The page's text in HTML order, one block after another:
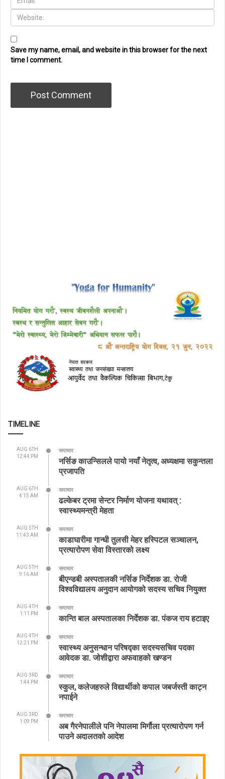
Save my name, email, and website in this browser for the next
time I comment.
TIMELINE
AUG 6TH
12:44 PM
समाचार
नर्सिङ काउन्सिलले पायो नयाँ नेतृत्व, अध्यक्षमा सकुन्तला
प्रजापति
AUG 6TH
4:15 AM
समाचार
ढल्केबर ट्रमा सेन्टर निर्माण योजना यथावत् :
स्वास्थ्यमन्त्री मेहता
AUG 5TH
11:43 AM
समाचार
काडाघारीमा गान्धी तुलसी मेहर हस्पिटल सञ्चालन,
प्रत्यारोपण सेवा विस्तारको लक्ष्य
AUG 5TH
9:16 AM
समाचार
बीएन्डबी अस्पतालकी नर्सिङ निर्देशक डा. रोजी
विश्वविद्यालय अनुदान आयोगको सदस्य सचिव नियुक्त
AUG 4TH
1:11 PM
समाचार
कान्ति बाल अस्पतालका निर्देशक डा. पंकज राय हटाइए
AUG 4TH
12:21 PM
समाचार
स्वास्थ्य अनुसन्धान परिषद्का सदस्यसचिव पदका
आवेदक डा. जोशीद्वारा अफवाहको खण्डन
AUG 3RD
1:44 PM
समाचार
स्कुल, कलेजहरुले विद्यार्थीको कपाल जबर्जस्ती काट्न
नपाईने
AUG 3RD
1:09 PM
समाचार
अब गैरनेपालीले पनि नेपालमा मिर्गौला प्रत्यारोपण गर्न
पाउने अदालतको आदेश